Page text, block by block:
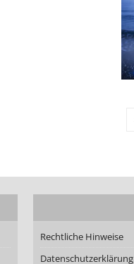
Rechtliche Hinweise
Datenschutzerklärung